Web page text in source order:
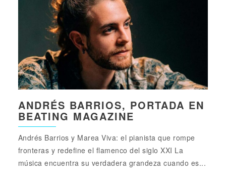
ANDRÉS BARRIOS, PORTADA EN
BEATING MAGAZINE
Andrés Barrios y Marea Viva: el pianista que rompe
fronteras y redefine el flamenco del siglo XXI La
música encuentra su verdadera grandeza cuando es...